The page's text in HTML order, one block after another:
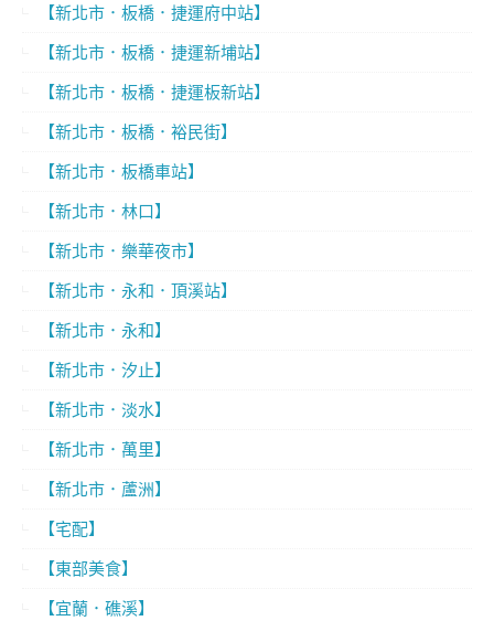
【新北市．板橋．捷運府中站】
【新北市．板橋．捷運新埔站】
【新北市．板橋．捷運板新站】
【新北市．板橋．裕民街】
【新北市．板橋車站】
【新北市．林口】
【新北市．樂華夜市】
【新北市．永和．頂溪站】
【新北市．永和】
【新北市．汐止】
【新北市．淡水】
【新北市．萬里】
【新北市．蘆洲】
【宅配】
【東部美食】
【宜蘭．礁溪】